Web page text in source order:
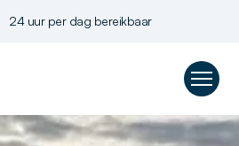
24 uur per dag bereikbaar